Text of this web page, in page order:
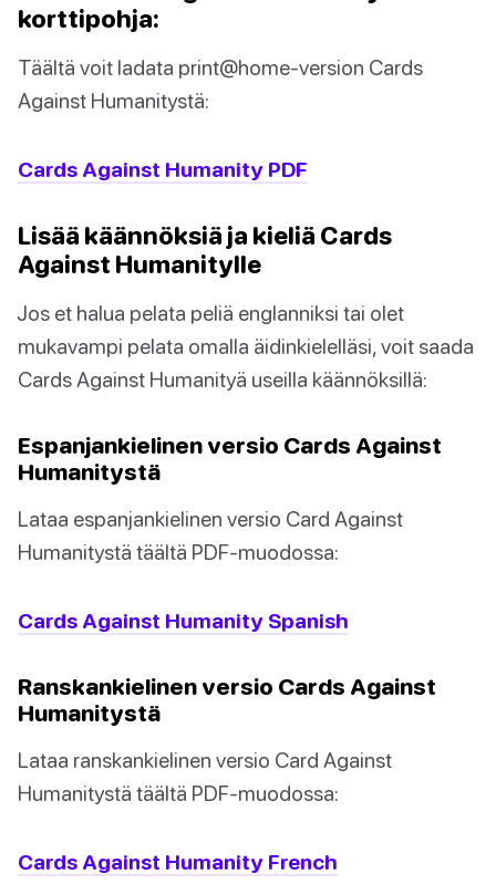
korttipohja:
Täältä voit ladata print@home-version Cards
Against Humanitystä:
Cards Against Humanity PDF
Lisää käännöksiä ja kieliä Cards
Against Humanitylle
Jos et halua pelata peliä englanniksi tai olet
mukavampi pelata omalla äidinkielelläsi, voit saada
Cards Against Humanityä useilla käännöksillä:
Espanjankielinen versio Cards Against
Humanitystä
Lataa espanjankielinen versio Card Against
Humanitystä täältä PDF-muodossa:
Cards Against Humanity Spanish
Ranskankielinen versio Cards Against
Humanitystä
Lataa ranskankielinen versio Card Against
Humanitystä täältä PDF-muodossa:
Cards Against Humanity French